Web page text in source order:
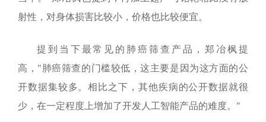
射性，对身体损害比较小，价格也比较便宜。
提到当下最常见的肺癌筛查产品，郑冶枫提
高，"肺癌筛查的门槛较低，这主要是因为这方面的公
开数据集较多。相比之下，其他疾病的公开数据就很
少，在一定程度上增加了开发人工智能产品的难度。"